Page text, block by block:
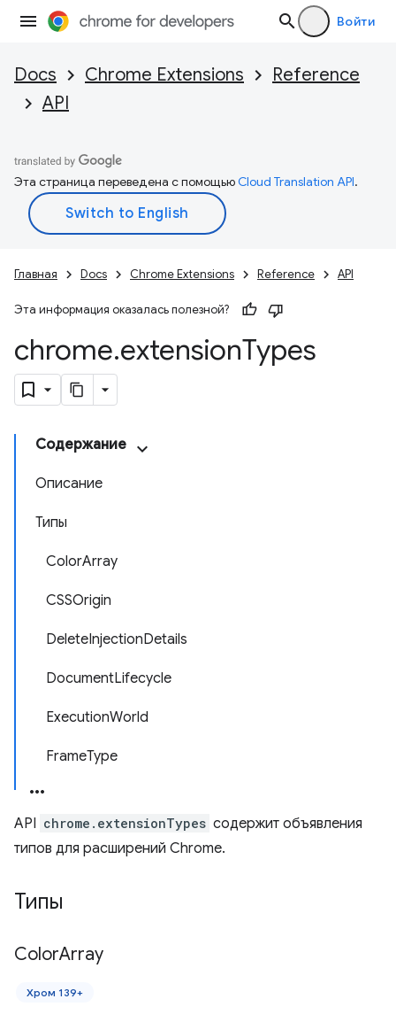
Войти
Docs Chrome Extensions
Reference
API
Эта страница переведена с помощьюCloud Translation API.
Главная Docs Chrome Extensions Reference API
Эта информация оказалась полезной?
chrome.extensionTypes
Содержание
Описание
Типы
ColorArray
CSSOrigin
DeleteInjectionDetails
DocumentLifecycle
ExecutionWorld
FrameType
API chrome.extensionTypes содержит объявления
типов для расширений Chrome.
Типы
ColorArray
Хром 139+